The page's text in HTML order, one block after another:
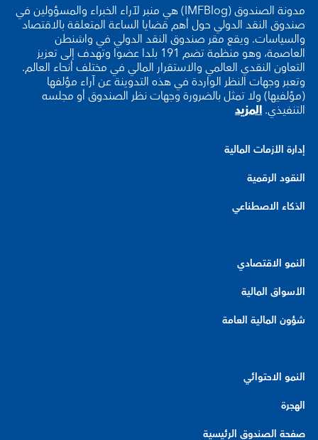
مدونة الصندوق (IMFBlog) هي منبر لآراء الخبراء والمسؤولين في
صندوق النقد الدولي حول أهم قضايا الساعة المتعلقة بالاقتصاد
والسياسات. ويقع مقر صندوق النقد الدولي في واشنطن
العاصمة، وهو منظمة تضم 191 بلدا عضوا وتهدف إلى تعزيز
التعاون النقدي العالمي والاستقرار المالي في مختلف أنحاء العالم.
وتعبر وجهات النظر الواردة في هذه التدوينة عن آراء مؤلفها
(مؤلفيها) ولا تمثل بالضرورة وجهات نظر الصندوق أو مجلسه
التنفيذي.المزيد
إدارة الأزمات المالية
النقود الرقمية
الذكاء الاصطناعي
النمو الاقتصادي
الأسواق المالية
شؤون المالية العامة
النمو الاحتوائي
الهجرة
صفحة الصندوق الرئيسية